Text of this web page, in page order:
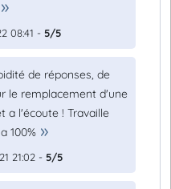
08:41 - 5/5
de réponses, de
le remplacement d'une
a l'écoute ! Travaille
100%
21:02 - 5/5